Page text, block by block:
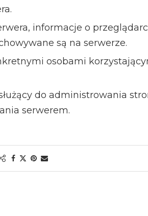
informacje o
są na serwerze.
osobami
do administrowania
serwerem.